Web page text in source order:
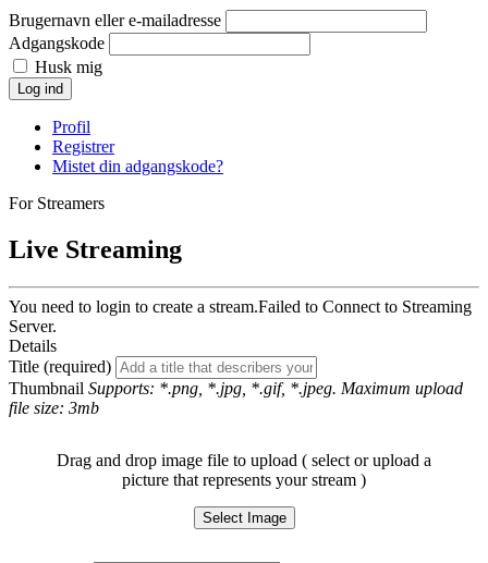
Brugernavn eller e-mailadresse
Adgangskode
Husk mig
Log ind
Profil
Registrer
Mistet din adgangskode?
For Streamers
Live Streaming
You need to login to create a stream.Failed to Connect to Streaming
Server.
Details
Title (required)
Thumbnail Supports: *.png, *.jpg, *.gif, *.jpeg. Maximum upload
file size: 3mb
Drag and drop image file to upload ( select or upload a
picture that represents your stream )
Select Image